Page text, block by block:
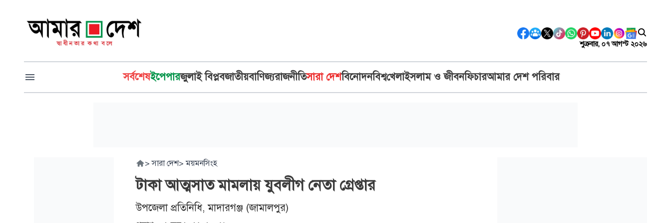
শুক্রবার, ০৭ আগস্ট ২০২৬
সর্বশেষইপেপারজুলাই বিপ্লবজাতীয়বাণিজ্যরাজনীতিসারা দেশবিনোদনবিশ্বখেলাইসলাম ও জীবনফিচারআমার দেশ পরিবার
> সারা দেশ> ময়মনসিংহ
টাকা আত্মসাত মামলায় যুবলীগ নেতা গ্রেপ্তার
উপজেলা প্রতিনিধি, মাদারগঞ্জ (জামালপুর)